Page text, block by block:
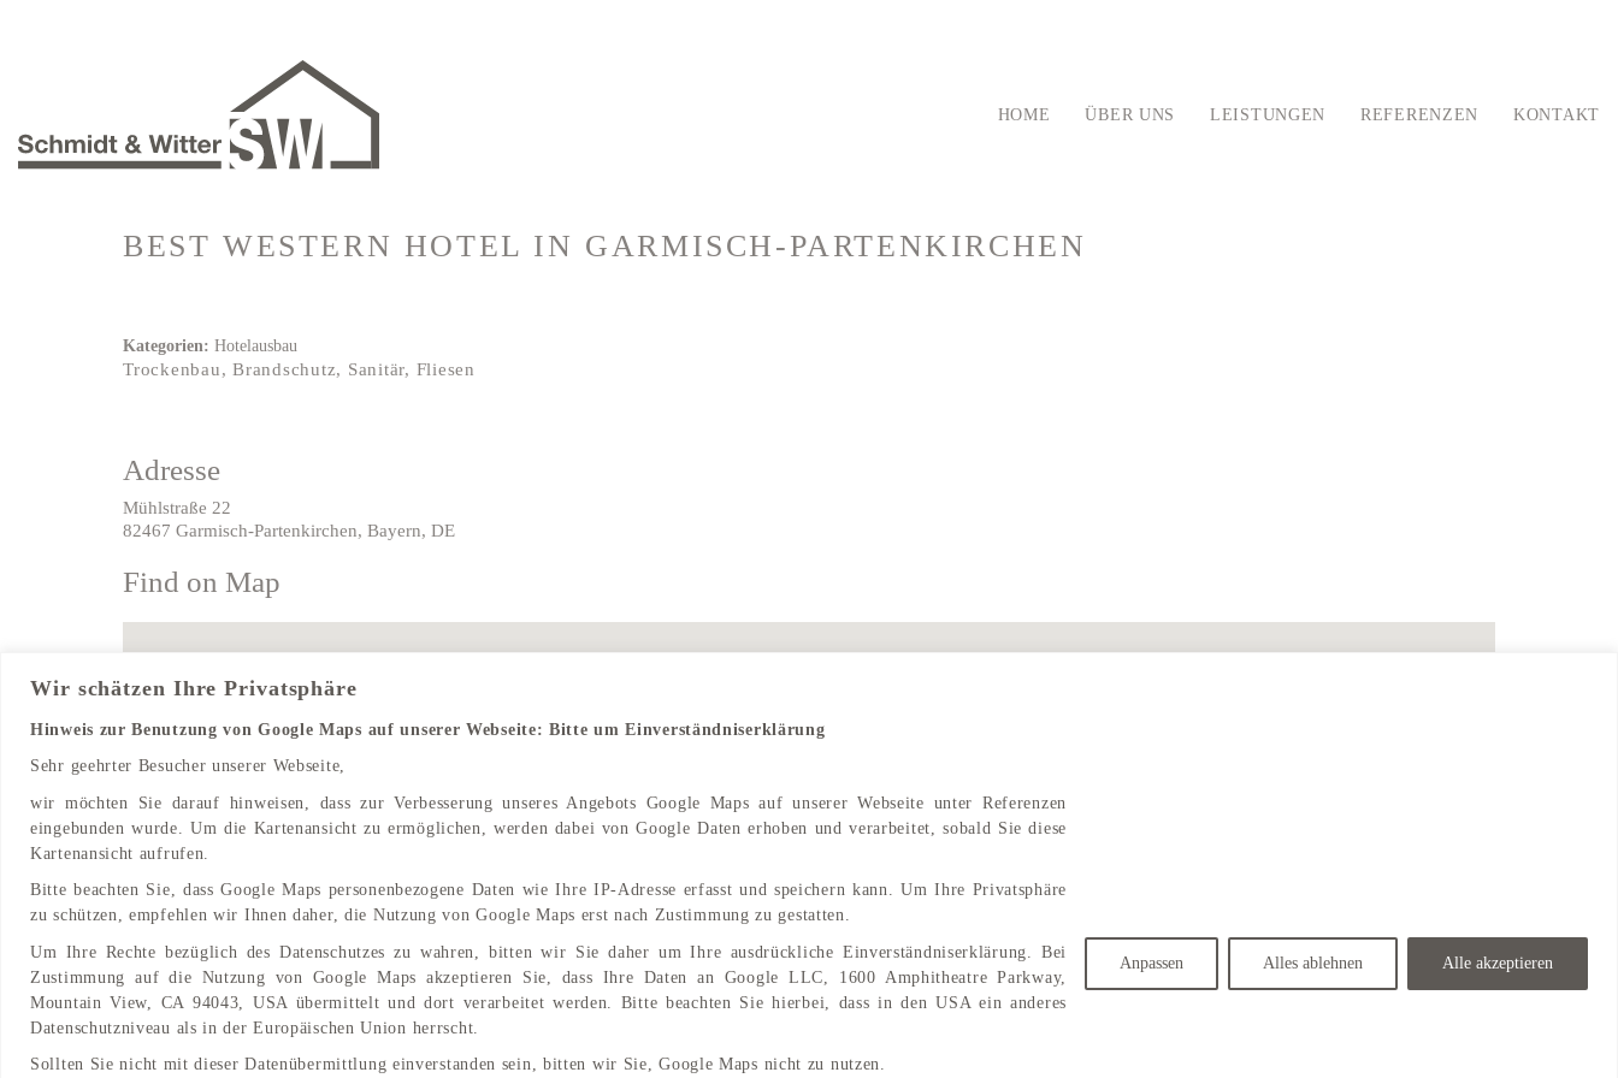
Wir schätzen Ihre Privatsphäre
Hinweis zur Benutzung von Google Maps auf unserer Webseite: Bitte um Einverständniserklärung
Sehr geehrter Besucher unserer Webseite,
wir möchten Sie darauf hinweisen, dass zur Verbesserung unseres Angebots Google Maps auf unserer Webseite unter Referenzen
eingebunden wurde. Um die Kartenansicht zu ermöglichen, werden dabei von Google Daten erhoben und verarbeitet, sobald Sie diese
Kartenansicht aufrufen.
Bitte beachten Sie, dass Google Maps personenbezogene Daten wie Ihre IP-Adresse erfasst und speichern kann. Um Ihre Privatsphäre
zu schützen, empfehlen wir Ihnen daher, die Nutzung von Google Maps erst nach Zustimmung zu gestatten.
Um Ihre Rechte bezüglich des Datenschutzes zu wahren, bitten wir Sie daher um Ihre ausdrückliche Einverständniserklärung. Bei
Zustimmung auf die Nutzung von Google Maps akzeptieren Sie, dass Ihre Daten an Google LLC, 1600 Amphitheatre Parkway,
Mountain View, CA 94043, USA übermittelt und dort verarbeitet werden. Bitte beachten Sie hierbei, dass in den USA ein anderes
Datenschutzniveau als in der Europäischen Union herrscht.
Sollten Sie nicht mit dieser Datenübermittlung einverstanden sein, bitten wir Sie, Google Maps nicht zu nutzen.
Anpassen Alles ablehnen Alle akzeptieren
HOME ÜBER UNS LEISTUNGEN REFERENZEN KONTAKT
BEST WESTERN HOTEL IN GARMISCH-PARTENKIRCHEN
Kategorien: Hotelausbau
Trockenbau, Brandschutz, Sanitär, Fliesen
Adresse
Mühlstraße 22
82467 Garmisch-Partenkirchen, Bayern, DE
Find on Map